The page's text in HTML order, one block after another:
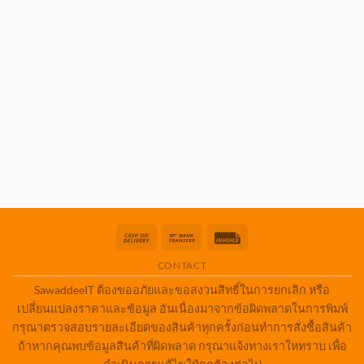
Cash
Delivery
Bank
CONTACT
SawaddeeIT ต้องขออภัยและขอสงวนสิทธิ์ในการยกเลิก หรือ
เปลี่ยนแปลงราคาและข้อมูล อันเนื่องมาจากข้อผิดพลาดในการพิมพ์
กรุณาตรวจสอบรายละเอียดของสินค้าทุกครั้งก่อนทำการสั่งซื้อสินค้า
ถ้าหากคุณพบข้อมูลสินค้าที่ผิดพลาด กรุณาแจ้งทางเราใหทราบ เพื่อ